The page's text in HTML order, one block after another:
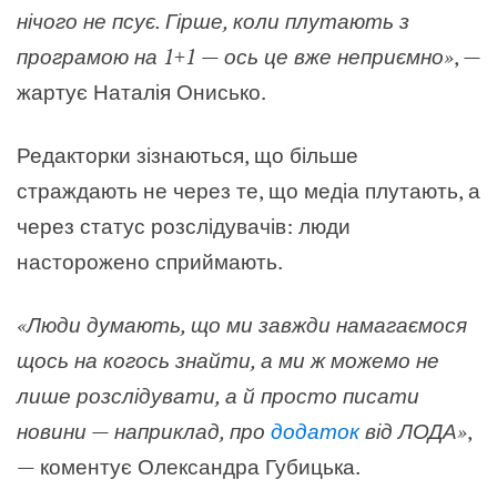
нічого не псує. Гірше, коли плутають з
програмою на 1+1 — ось це вже неприємно», —
жартує Наталія Онисько.
Редакторки зізнаються, що більше
страждають не через те, що медіа плутають, а
через статус розслідувачів: люди
насторожено сприймають.
«Люди думають, що ми завжди намагаємося
щось на когось знайти, а ми ж можемо не
лише розслідувати, а й просто писати
новини — наприклад, про додатоквід ЛОДА»,
— коментує Олександра Губицька.